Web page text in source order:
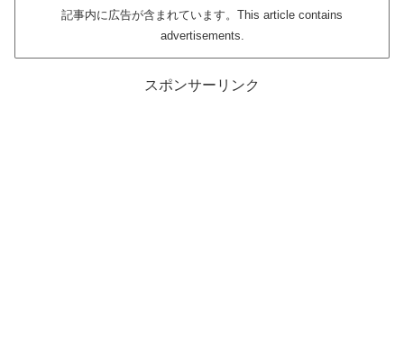
記事内に広告が含まれています。This article contains
advertisements.
スポンサーリンク